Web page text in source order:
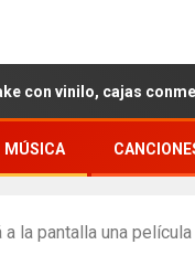
cajas
MÚSICA
a la pantalla una